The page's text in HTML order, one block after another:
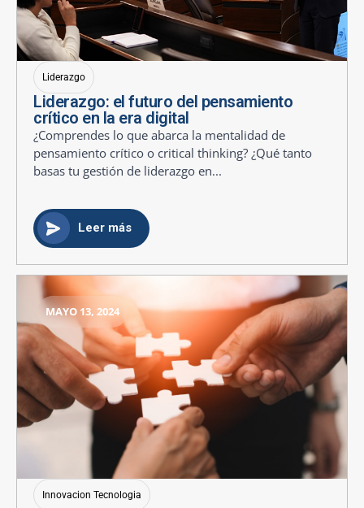
Liderazgo
Liderazgo: el futuro del pensamiento
crítico en la era digital
¿Comprendes lo que abarca la mentalidad de
pensamiento crítico o critical thinking? ¿Qué tanto
basas tu gestión de liderazgo en...
Leer más
MAYO 13, 2024
Innovacion Tecnologia